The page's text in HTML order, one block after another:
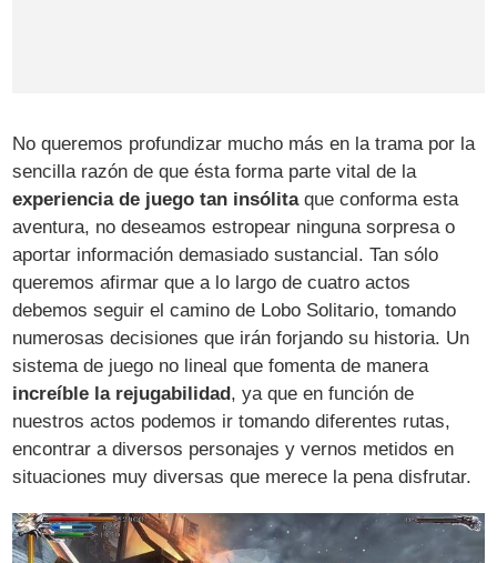
No queremos profundizar mucho más en la trama por la
sencilla razón de que ésta forma parte vital de la
experiencia de juego tan insólitaque conforma esta
aventura, no deseamos estropear ninguna sorpresa o
aportar información demasiado sustancial. Tan sólo
queremos afirmar que a lo largo de cuatro actos
debemos seguir el camino de Lobo Solitario, tomando
numerosas decisiones que irán forjando su historia. Un
sistema de juego no lineal que fomenta de manera
increíble la rejugabilidad , ya que en función de
nuestros actos podemos ir tomando diferentes rutas,
encontrar a diversos personajes y vernos metidos en
situaciones muy diversas que merece la pena disfrutar.